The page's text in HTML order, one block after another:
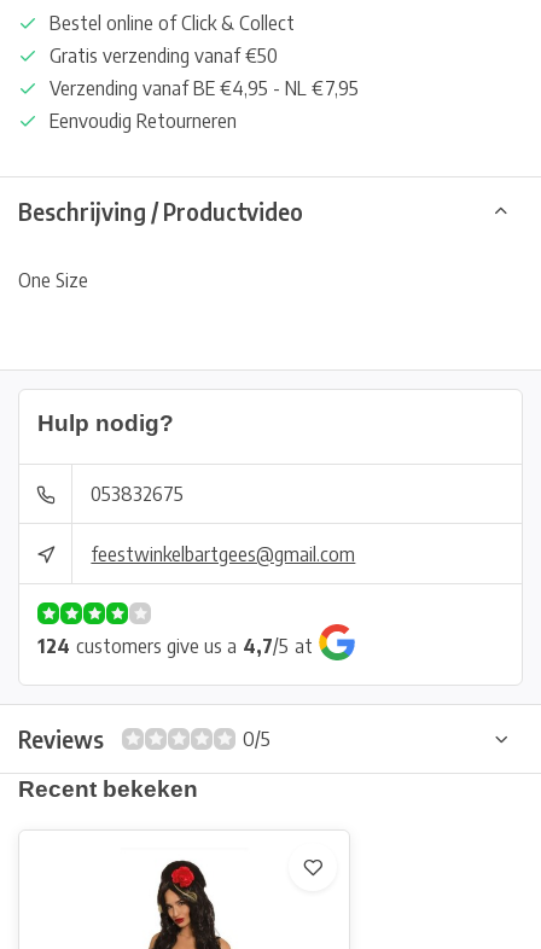
Bestel online of Click & Collect
Gratis verzending vanaf €50
Verzending vanaf BE €4,95 - NL €7,95
Eenvoudig Retourneren
Beschrijving / Productvideo
One Size
Hulp nodig?
053832675
feestwinkelbartgees@gmail.com
124 customers give us a 4,7/5 at
Reviews
0/5
Recent bekeken